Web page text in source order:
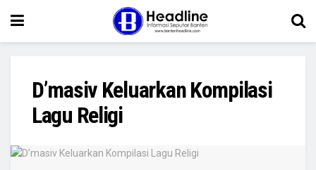
D’masiv Keluarkan Kompilasi
Lagu Religi